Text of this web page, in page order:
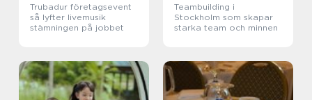
Trubadur företagsevent
så lyfter livemusik
stämningen på jobbet
Teambuilding i
Stockholm som skapar
starka team och minnen